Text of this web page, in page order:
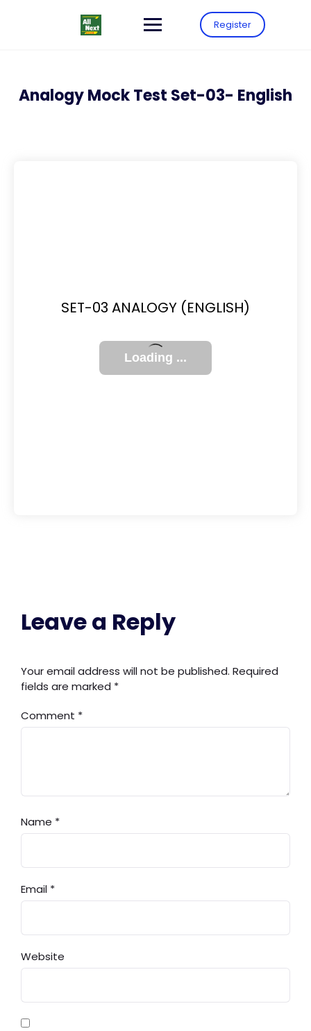
Register
Analogy Mock Test Set-03- English
SET-03 ANALOGY (ENGLISH)
Leave a Reply
Your email address will not be published. Required
fields are marked *
Comment *
Name *
Email *
Website